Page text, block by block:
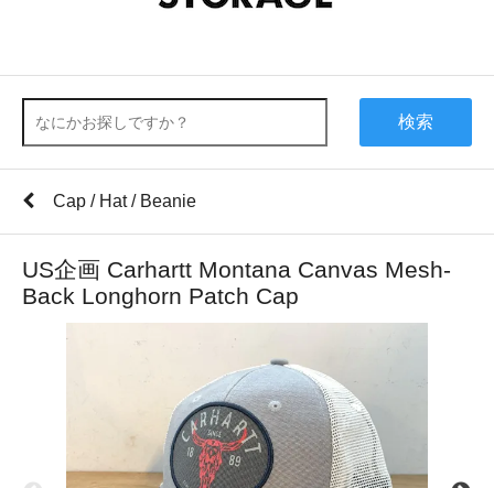
検索
Cap / Hat / Beanie
US企画 Carhartt Montana Canvas Mesh-
Back Longhorn Patch Cap